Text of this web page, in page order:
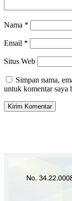
Nama *
Email *
Situs Web
Simpan nama,
untuk komentar saya